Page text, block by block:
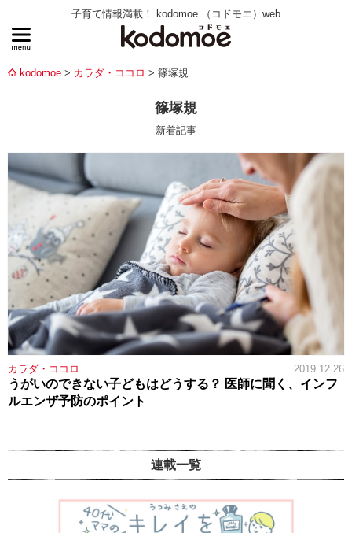
子育て情報満載！ kodomoe （コドモエ）web
kodomoe カラダ・ココロ 篠塚規
篠塚規
新着記事
カラダ・ココロ 2019.12.26
うがいのできない子どもはどうする？ 医師に聞く、インフ
ルエンザ予防のポイント
連載一覧